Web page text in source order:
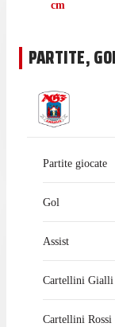
cm
PARTITE,
Partite giocate
Gol
Assist
Cartellini Gialli
Cartellini Rossi